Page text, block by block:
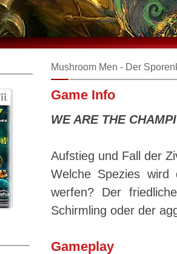
Mushroom Men - Der
Game Info
WE ARE THE
Aufstieg und Fall der
Welche Spezies wird
werfen? Der
Schirmling oder der
Gameplay